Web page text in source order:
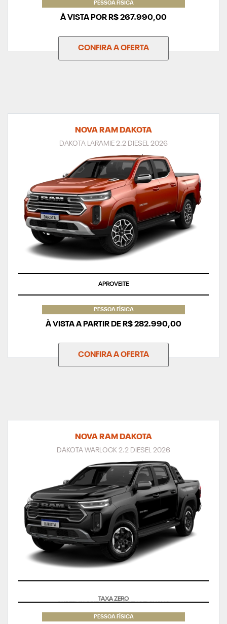
PESSOA FÍSICA
À VISTA POR R$ 267.990,00
CONFIRA A OFERTA
NOVA RAM DAKOTA
DAKOTA LARAMIE 2.2 DIESEL 2026
APROVEITE
PESSOA FÍSICA
À VISTA A PARTIR DE R$ 282.990,00
CONFIRA A OFERTA
NOVA RAM DAKOTA
DAKOTA WARLOCK 2.2 DIESEL 2026
PESSOA FÍSICA